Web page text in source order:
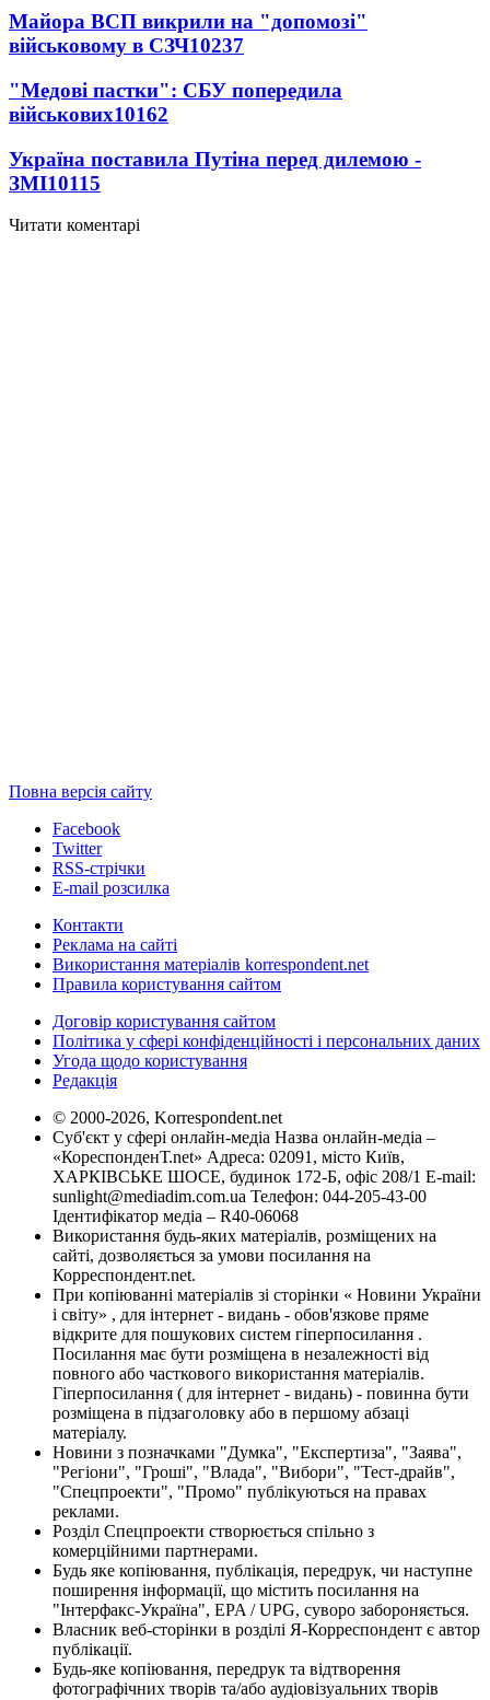
Майора ВСП викрили на "допомозі"
військовому в СЗЧ10237
"Медові пастки": СБУ попередила
військових10162
Україна поставила Путіна перед дилемою -
ЗМІ10115
Читати коментарі
Повна версія сайту
Facebook
Twitter
RSS-стрічки
E-mail розсилка
Контакти
Реклама на сайті
Використання матеріалів korrespondent.net
Правила користування сайтом
Договір користування сайтом
Політика у сфері конфіденційності і персональних даних
Угода щодо користування
Редакція
© 2000-2026, Korrespondent.net
Суб'єкт у сфері онлайн-медіа Назва онлайн-медіа –
«КореспонденТ.net» Адреса: 02091, місто Київ,
ХАРКІВСЬКЕ ШОСЕ, будинок 172-Б, офіс 208/1 E-mail:
sunlight@mediadim.com.ua Телефон: 044-205-43-00
Ідентифікатор медіа – R40-06068
Використання будь-яких матеріалів, розміщених на
сайті, дозволяється за умови посилання на
Корреспондент.net.
При копіюванні матеріалів зі сторінки « Новини України
і світу» , для інтернет - видань - обов'язкове пряме
відкрите для пошукових систем гіперпосилання .
Посилання має бути розміщена в незалежності від
повного або часткового використання матеріалів.
Гіперпосилання ( для інтернет - видань) - повинна бути
розміщена в підзаголовку або в першому абзаці
матеріалу.
Новини з позначками "Думка", "Експертиза", "Заява",
"Регіони", "Гроші", "Влада", "Вибори", "Тест-драйв",
"Спецпроекти", "Промо" публікуються на правах
реклами.
Розділ Спецпроекти створюється спільно з
комерційними партнерами.
Будь яке копіювання, публікація, передрук, чи наступне
поширення інформації, що містить посилання на
"Інтерфакс-Україна", EPA / UPG, суворо забороняється.
Власник веб-сторінки в розділі Я-Корреспондент є автор
публікації.
Будь-яке копіювання, передрук та відтворення
фотографічних творів та/або аудіовізуальних творів